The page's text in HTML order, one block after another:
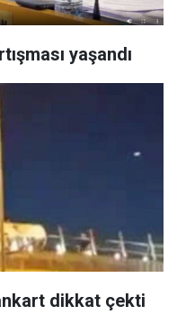
yaşandı
dikkat çekti